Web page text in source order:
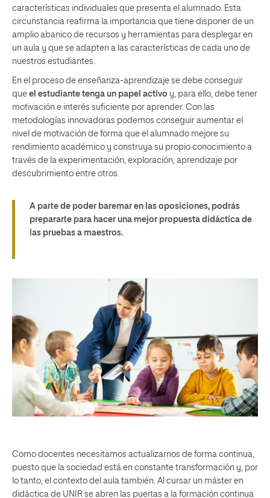
características individuales que presenta el alumnado. Esta
circunstancia reafirma la importancia que tiene disponer de un
amplio abanico de recursos y herramientas para desplegar en
un aula y que se adapten a las características de cada uno de
nuestros estudiantes.
En el proceso de enseñanza-aprendizaje se debe conseguir
que el estudiante tenga un papel activo y, para ello, debe tener
motivación e interés suficiente por aprender. Con las
metodologías innovadoras podemos conseguir aumentar el
nivel de motivación de forma que el alumnado mejore su
rendimiento académico y construya su propio conocimiento a
través de la experimentación, exploración, aprendizaje por
descubrimiento entre otros.
A parte de poder baremar en las oposiciones, podrás
prepararte para hacer una mejor propuesta didáctica de
las pruebas a maestros.
Como docentes necesitamos actualizarnos de forma continua,
puesto que la sociedad está en constante transformación y, por
lo tanto, el contexto del aula también. Al cursar un máster en
didáctica de UNIR se abren las puertas a la formación continua